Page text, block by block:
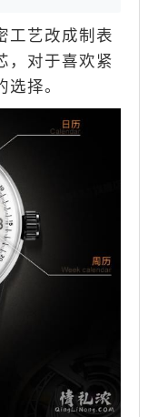
艺改成制表
，对于喜欢紧
择。